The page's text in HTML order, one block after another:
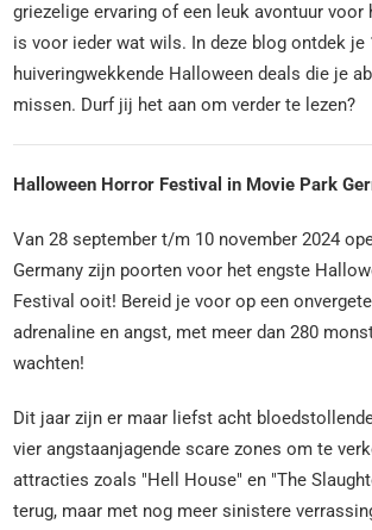
griezelige ervaring of een leuk avontuur voor
is voor ieder wat wils. In deze blog ontdek je
huiveringwekkende Halloween deals die je
missen. Durf jij het aan om verder te lezen?
Halloween Horror Festival in Movie Park
Van 28 september t/m 10 november 2024
Germany zijn poorten voor het engste
Festival ooit! Bereid je voor op een
adrenaline en angst, met meer dan 280
wachten!
Dit jaar zijn er maar liefst acht
vier angstaanjagende scare zones om te
attracties zoals "Hell House" en "The
terug, maar met nog meer sinistere